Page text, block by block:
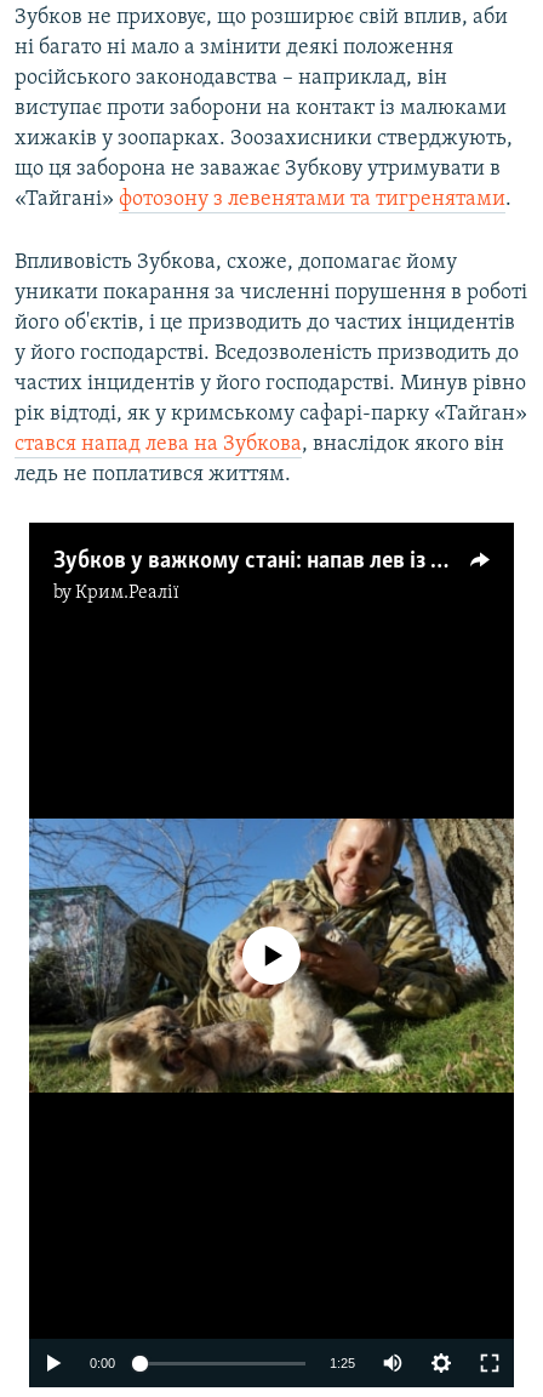
Зубков не приховує, що розширює свій вплив, аби
ні багато ні мало а змінити деякі положення
російського законодавства – наприклад, він
виступає проти заборони на контакт із малюками
хижаків у зоопарках. Зоозахисники стверджують,
що ця заборона не заважає Зубкову утримувати в
«Тайгані» фотозону з левенятами та тигренятами.
Впливовість Зубкова, схоже, допомагає йому
уникати покарання за численні порушення в роботі
його об'єктів, і це призводить до частих інцидентів
у його господарстві. Вседозволеність призводить до
частих інцидентів у його господарстві. Минув рівно
рік відтоді, як у кримському сафарі-парку «Тайган»
стався напад лева на Зубкова, внаслідок якого він
ледь не поплатився життям.
Зубков у важкому стані: напав лев із Маріуполя? (відео)
byКрим.Реалії
No media source currently available
0:00 1:25